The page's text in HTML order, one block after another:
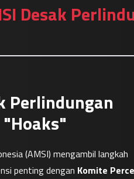
Desak
Perlindungan
(AMSI) mengambil langkah
penting dengan Komite